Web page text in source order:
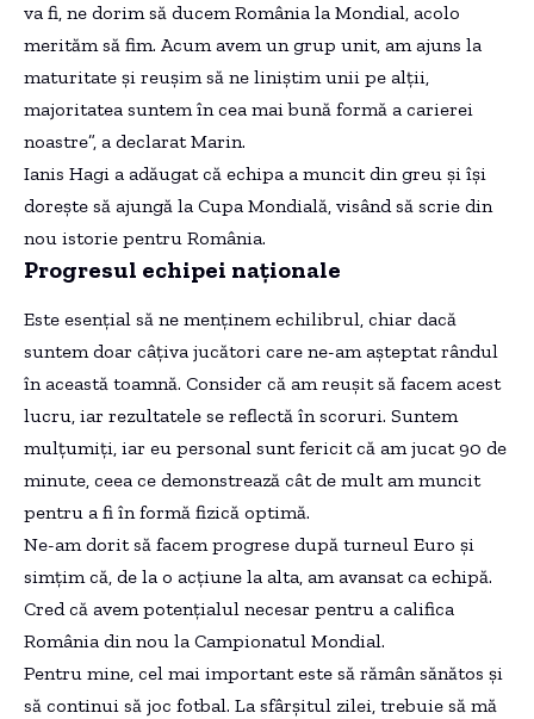
va fi, ne dorim să ducem România la Mondial, acolo
merităm să fim. Acum avem un grup unit, am ajuns la
maturitate și reușim să ne liniștim unii pe alții,
majoritatea suntem în cea mai bună formă a carierei
noastre”, a declarat Marin.
Ianis Hagi a adăugat că echipa a muncit din greu și își
dorește să ajungă la Cupa Mondială, visând să scrie din
nou istorie pentru România.
Progresul echipei naționale
Este esențial să ne menținem echilibrul, chiar dacă
suntem doar câțiva jucători care ne-am așteptat rândul
în această toamnă. Consider că am reușit să facem acest
lucru, iar rezultatele se reflectă în scoruri. Suntem
mulțumiți, iar eu personal sunt fericit că am jucat 90 de
minute, ceea ce demonstrează cât de mult am muncit
pentru a fi în formă fizică optimă.
Ne-am dorit să facem progrese după turneul Euro și
simțim că, de la o acțiune la alta, am avansat ca echipă.
Cred că avem potențialul necesar pentru a califica
România din nou la Campionatul Mondial.
Pentru mine, cel mai important este să rămân sănătos și
să continui să joc fotbal. La sfârșitul zilei, trebuie să mă